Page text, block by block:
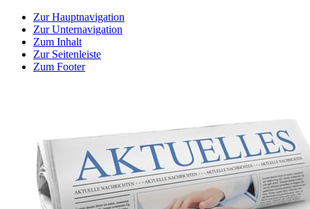
Zur Hauptnavigation
Zur Unternavigation
Zum Inhalt
Zur Seitenleiste
Zum Footer